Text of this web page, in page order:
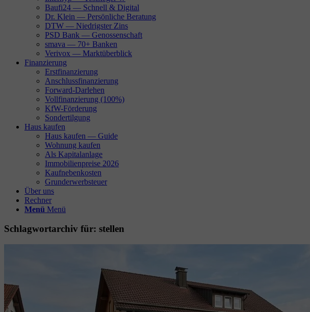
Baufi24 — Schnell & Digital
Dr. Klein — Persönliche Beratung
DTW — Niedrigster Zins
PSD Bank — Genossenschaft
smava — 70+ Banken
Verivox — Marktüberblick
Finanzierung
Erstfinanzierung
Anschlussfinanzierung
Forward-Darlehen
Vollfinanzierung (100%)
KfW-Förderung
Sondertilgung
Haus kaufen
Haus kaufen — Guide
Wohnung kaufen
Als Kapitalanlage
Immobilienpreise 2026
Kaufnebenkosten
Grunderwerbsteuer
Über uns
Rechner
Menü Menü
Schlagwortarchiv für: stellen